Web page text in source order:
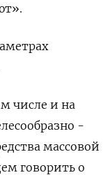
числе и на
-
массовой
говорить о